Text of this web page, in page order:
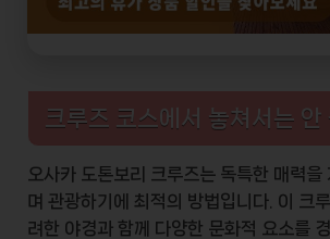
크루즈 코스에서 놓쳐서는 안
오사카 도톤보리 크루즈는 독특한 매력을
며 관광하기에 최적의 방법입니다. 이 크
려한 야경과 함께 다양한 문화적 요소를